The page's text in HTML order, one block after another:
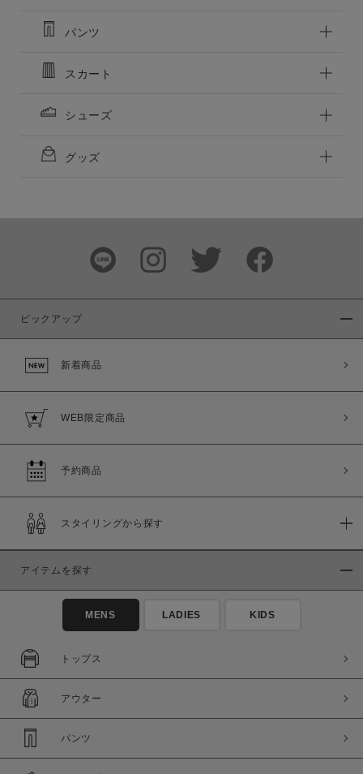
パンツ
スカート
シューズ
グッズ
ピックアップ
新着商品
WEB限定商品
予約商品
スタイリングから探す
アイテムを探す
MENS LADIES KIDS
トップス
アウター
パンツ